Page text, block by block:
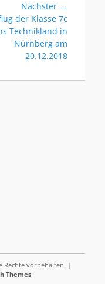
Nächster →
der Klasse 7c
Technikland in
Nürnberg am
20.12.2018
Rechte vorbehalten. |
Themes